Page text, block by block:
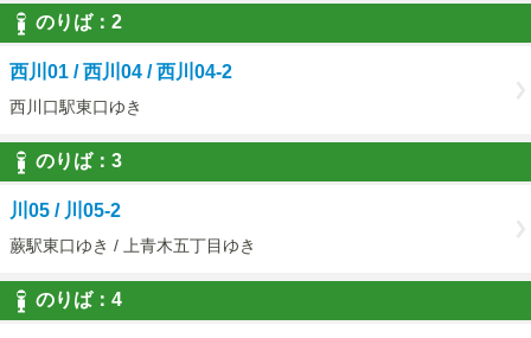
のりば： 2
2
西川01 / 西川04 / 西川04-2
西川口駅東口ゆき
のりば： 3
3
川05 / 川05-2
蕨駅東口ゆき / 上青木五丁目ゆき
のりば： 4
4